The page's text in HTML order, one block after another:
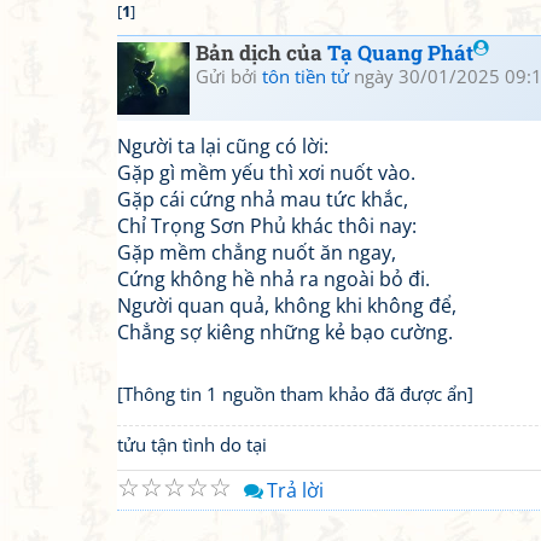
[1]
Bản dịch củaTạ Quang Phát
Gửi bởi tôn tiền tửngày 30/01/2025
Người ta lại cũng có lời:
Gặp gì mềm yếu thì xơi nuốt vào.
Gặp cái cứng nhả mau tức khắc,
Chỉ Trọng Sơn Phủ khác thôi nay:
Gặp mềm chẳng nuốt ăn ngay,
Cứng không hề nhả ra ngoài bỏ đi.
Người quan quả, không khi không để,
Chẳng sợ kiêng những kẻ bạo cường.
[Thông tin 1 nguồn tham khảo đã được ẩn]
tửu tận tình do tại
☆
☆
☆
☆
☆ Trả lời